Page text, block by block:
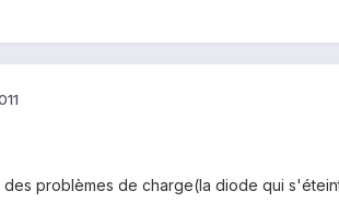
problèmes de charge(la diode qui